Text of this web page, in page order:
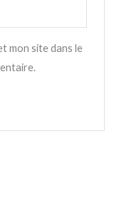
mon site dans le